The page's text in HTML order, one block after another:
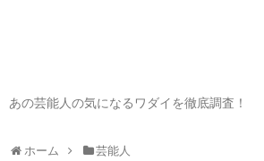
あの芸能人の気になるワダイを徹底調査！
ホーム 芸能人